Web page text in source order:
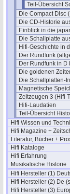
Teil-Übersicht
Die Compact Disc
Die CD-Historie
Einblick in die
Die Schallplatte
Hifi-Geschichte in
Der Rundfunk
Der Rundfunk in D
Die goldenen
Die Schallplatten-
Magnetische
Zeitzeugen 3 (Hifi-
Hifi-Laudatien
Teil-Übersicht
Hifi Wissen und
Hifi Magazine +
Literatur, Bücher +
Hifi Kataloge
Hifi Erfahrung
Musikalische Historie
Hifi Hersteller (1)
Hifi Hersteller (2) De
Hifi Hersteller (3)